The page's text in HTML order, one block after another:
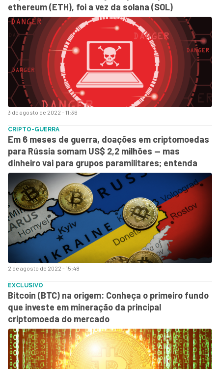
3 de agosto de 2022 - 11:36
ethereum (ETH), foi a vez da solana (SOL)
2 de agosto de 2022 - 15:48
CRIPTO-GUERRA
Em 6 meses de guerra, doações em criptomoedas
para Rússia somam US$ 2,2 milhões — mas
dinheiro vai para grupos paramilitares; entenda
EXCLUSIVO
Bitcoin (BTC) na origem: Conheça o primeiro fundo
que investe em mineração da principal
criptomoeda do mercado